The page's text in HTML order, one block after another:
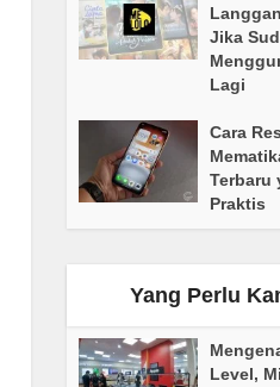
Jika
Lagi
Cara
Terbaru
Praktis
Yang Perlu
Level,